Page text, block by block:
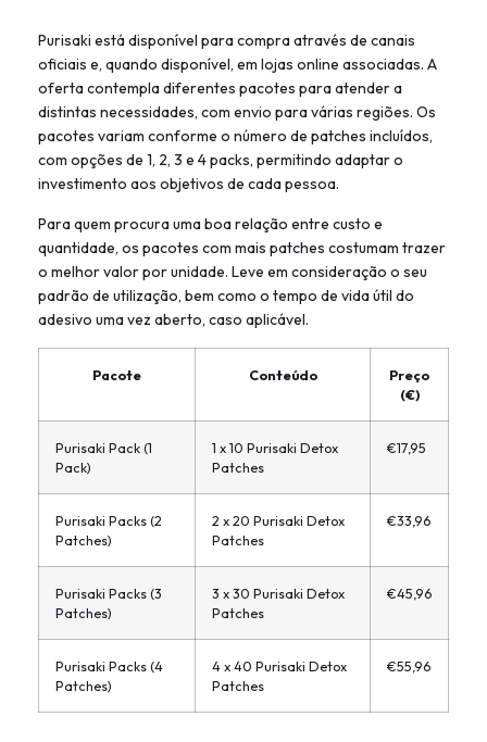
Purisaki está disponível para compra através de canais
oficiais e, quando disponível, em lojas online associadas. A
oferta contempla diferentes pacotes para atender a
distintas necessidades, com envio para várias regiões. Os
pacotes variam conforme o número de patches incluídos,
com opções de 1, 2, 3 e 4 packs, permitindo adaptar o
investimento aos objetivos de cada pessoa.
Para quem procura uma boa relação entre custo e
quantidade, os pacotes com mais patches costumam trazer
o melhor valor por unidade. Leve em consideração o seu
padrão de utilização, bem como o tempo de vida útil do
adesivo uma vez aberto, caso aplicável.
Pacote Conteúdo
Preço
(€)
Purisaki Pack (1
Pack)
1 x 10 Purisaki Detox
Patches
€17,95
Purisaki Packs (2
Patches)
2 x 20 Purisaki Detox
Patches
€33,96
Purisaki Packs (3
Patches)
3 x 30 Purisaki Detox
Patches
€45,96
Purisaki Packs (4
Patches)
4 x 40 Purisaki Detox
Patches
€55,96